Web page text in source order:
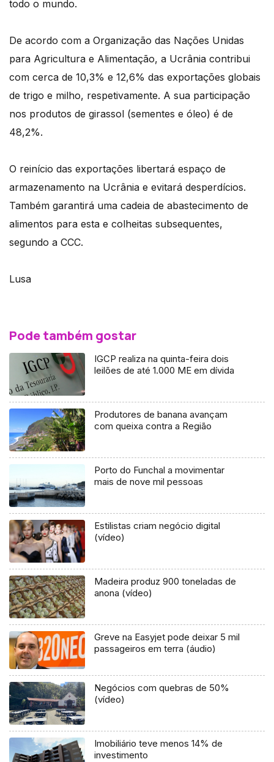
todo o mundo.
De acordo com a Organização das Nações Unidas
para Agricultura e Alimentação, a Ucrânia contribui
com cerca de 10,3% e 12,6% das exportações globais
de trigo e milho, respetivamente. A sua participação
nos produtos de girassol (sementes e óleo) é de
48,2%.
O reinício das exportações libertará espaço de
armazenamento na Ucrânia e evitará desperdícios.
Também garantirá uma cadeia de abastecimento de
alimentos para esta e colheitas subsequentes,
segundo a CCC.
Lusa
Pode também gostar
IGCP realiza na quinta-feira dois
leilões de até 1.000 ME em dívida
Produtores de banana avançam
com queixa contra a Região
Porto do Funchal a movimentar
mais de nove mil pessoas
Estilistas criam negócio digital
(vídeo)
Madeira produz 900 toneladas de
anona (vídeo)
Greve na Easyjet pode deixar 5 mil
passageiros em terra (áudio)
Negócios com quebras de 50%
(vídeo)
Imobiliário teve menos 14% de
investimento